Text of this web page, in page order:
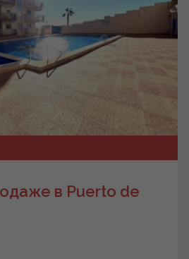
в Puerto de